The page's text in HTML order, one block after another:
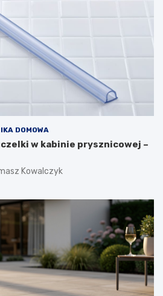
DOMOWA
w kabinie prysznicowej –
Kowalczyk